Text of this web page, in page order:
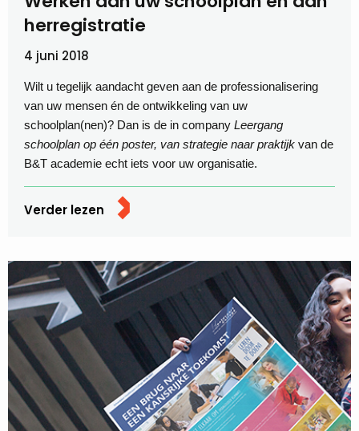
herregistratie
4 juni 2018
Wilt u tegelijk aandacht geven aan de professionalisering
van uw mensen én de ontwikkeling van uw
schoolplan(nen)? Dan is de in company Leergang
schoolplan op één poster, van strategie naar praktijk van de
B&T academie echt iets voor uw organisatie.
Verder lezen